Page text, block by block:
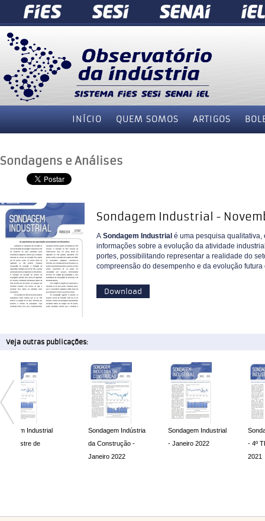
INÍCIO QUEM SOMOS ARTIGOS
Sondagens e Análises
Sondagem Industrial -
A Sondagem Industrial é uma pesquisa qualitativa,
informações sobre a evolução da atividade
portes, possibilitando representar a realidade do
compreensão do desempenho e da evolução
Download
Veja outras publicações:
Sondagem Indústria
da Construção -
Janeiro 2022
Sondagem Industrial
- Janeiro 2022
Sondagem
- 4º